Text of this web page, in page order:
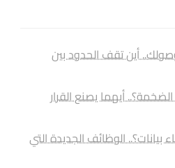
أين تقف الحدود بين
الضخمة؟.. أيهما يصنع القرار
بيانات؟.. الوظائف الجديدة التي